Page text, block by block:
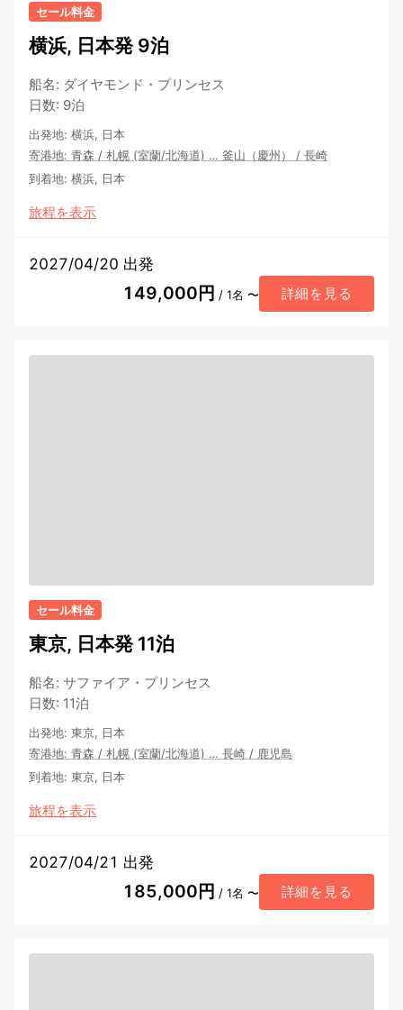
セール料金
横浜, 日本発 9泊
船名: ダイヤモンド・プリンセス
日数: 9泊
出発地: 横浜, 日本
寄港地: 青森 / 札幌 (室蘭/北海道) … 釜山（慶州） / 長崎
到着地: 横浜, 日本
旅程を表示
2027/04/20 出発
149,000円 / 1名 〜 詳細を見る
セール料金
東京, 日本発 11泊
船名: サファイア・プリンセス
日数: 11泊
出発地: 東京, 日本
寄港地: 青森 / 札幌 (室蘭/北海道) … 長崎 / 鹿児島
到着地: 東京, 日本
旅程を表示
2027/04/21 出発
185,000円 / 1名 〜 詳細を見る